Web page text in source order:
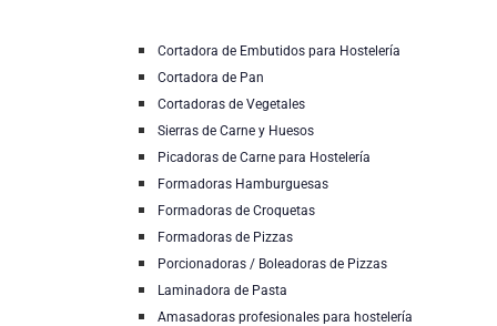
Cortadora de Embutidos para Hostelería
Cortadora de Pan
Cortadoras de Vegetales
Sierras de Carne y Huesos
Picadoras de Carne para Hostelería
Formadoras Hamburguesas
Formadoras de Croquetas
Formadoras de Pizzas
Porcionadoras / Boleadoras de Pizzas
Laminadora de Pasta
Amasadoras profesionales para hostelería